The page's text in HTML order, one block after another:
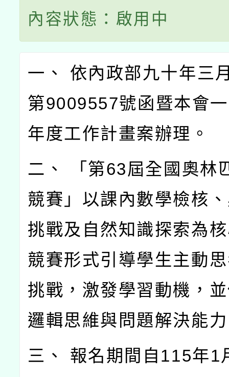
內容狀態：啟用中
一、 依內政部九十年三
第9009557號函暨本會
年度工作計畫案辦理。
二、 「第63屆全國奧林
競賽」以課內數學檢核
挑戰及自然知識探索為
競賽形式引導學生主動
挑戰，激發學習動機，
邏輯思維與問題解決能
三、 報名期間自115年1